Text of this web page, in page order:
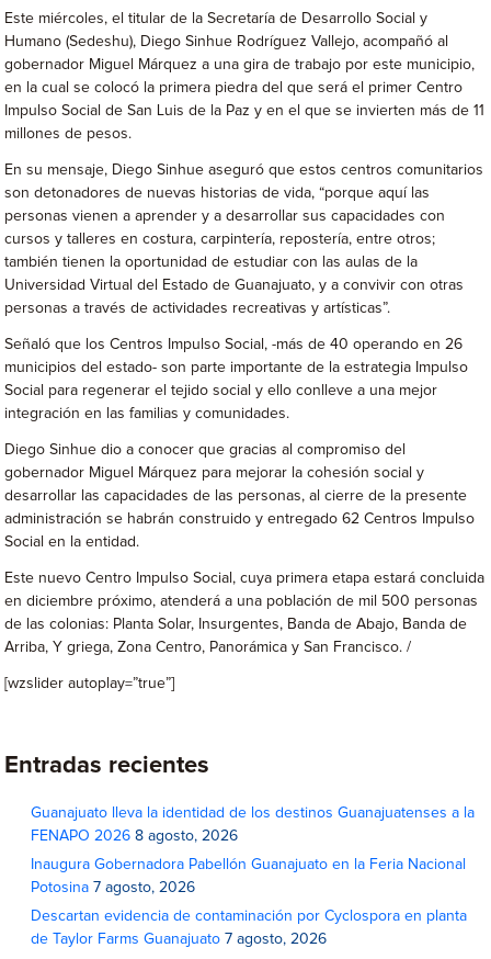
Este miércoles, el titular de la Secretaría de Desarrollo Social y
Humano (Sedeshu), Diego Sinhue Rodríguez Vallejo, acompañó al
gobernador Miguel Márquez a una gira de trabajo por este municipio,
en la cual se colocó la primera piedra del que será el primer Centro
Impulso Social de San Luis de la Paz y en el que se invierten más de 11
millones de pesos.
En su mensaje, Diego Sinhue aseguró que estos centros comunitarios
son detonadores de nuevas historias de vida, “porque aquí las
personas vienen a aprender y a desarrollar sus capacidades con
cursos y talleres en costura, carpintería, repostería, entre otros;
también tienen la oportunidad de estudiar con las aulas de la
Universidad Virtual del Estado de Guanajuato, y a convivir con otras
personas a través de actividades recreativas y artísticas”.
Señaló que los Centros Impulso Social, -más de 40 operando en 26
municipios del estado- son parte importante de la estrategia Impulso
Social para regenerar el tejido social y ello conlleve a una mejor
integración en las familias y comunidades.
Diego Sinhue dio a conocer que gracias al compromiso del
gobernador Miguel Márquez para mejorar la cohesión social y
desarrollar las capacidades de las personas, al cierre de la presente
administración se habrán construido y entregado 62 Centros Impulso
Social en la entidad.
Este nuevo Centro Impulso Social, cuya primera etapa estará concluida
en diciembre próximo, atenderá a una población de mil 500 personas
de las colonias: Planta Solar, Insurgentes, Banda de Abajo, Banda de
Arriba, Y griega, Zona Centro, Panorámica y San Francisco. /
[wzslider autoplay=”true”]
Entradas recientes
Guanajuato lleva la identidad de los destinos Guanajuatenses a la
FENAPO 2026 8 agosto, 2026
Inaugura Gobernadora Pabellón Guanajuato en la Feria Nacional
Potosina 7 agosto, 2026
Descartan evidencia de contaminación por Cyclospora en planta
de Taylor Farms Guanajuato 7 agosto, 2026